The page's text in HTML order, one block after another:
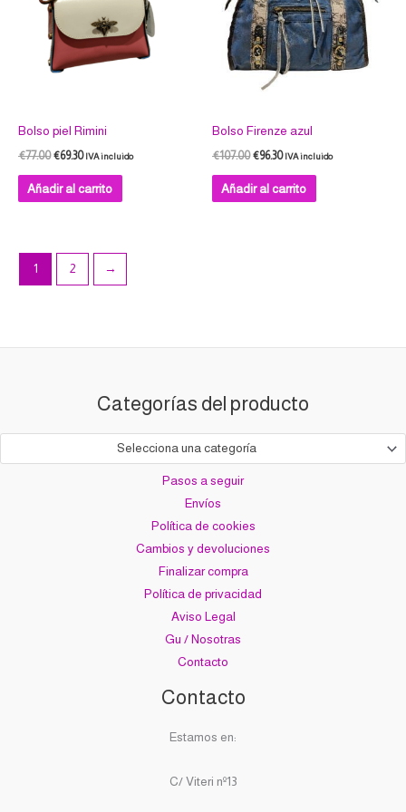
producto
Bolso piel Rimini
€77.00 €69.30 IVA incluido
Añadir al carrito
Bolso Firenze azul
€107.00 €96.30 IVA incluido
Añadir al carrito
1 2 →
Categorías del producto
Selecciona una categoría
Pasos a seguir
Envíos
Política de cookies
Cambios y devoluciones
Finalizar compra
Política de privacidad
Aviso Legal
Gu / Nosotras
Contacto
Contacto
Estamos en:
C/ Viteri nº13